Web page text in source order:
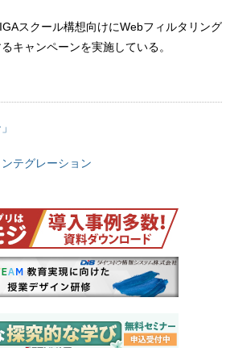
スクール構想向けにWebフィルタリング
キャンペーンを実施している。
テグレーション